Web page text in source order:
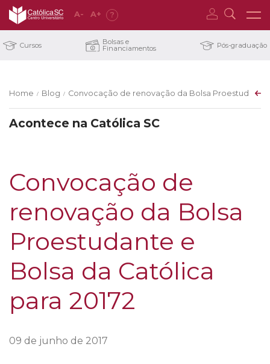
A- A+ ?
Cursos Bolsas e
Financiamentos Pós-graduação
Home / Blog / Convocação de renovação da Bolsa Proestudante
Acontece na Católica SC
Convocação de
renovação da Bolsa
Proestudante e
Bolsa da Católica
para 20172
09 de junho de 2017